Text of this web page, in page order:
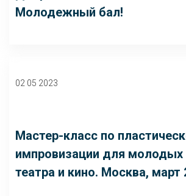
Молодежный бал!
02 05 2023
Мастер-класс по
импровизации для молодых
театра и кино. Москва, март